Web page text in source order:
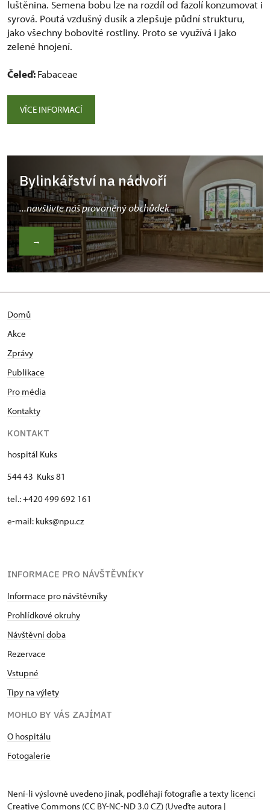
luštěnina. Semena bobu lze na rozdíl od fazolí konzumovat i
syrová. Poutá vzdušný dusík a zlepšuje půdní strukturu,
jako všechny bobovité rostliny. Proto se využívá i jako
zelené hnojení.
Čeleď:Fabaceae
VÍCE INFORMACÍ
Bylinkářství na nádvoří
...navštivte náš provoněný obchůdek
→
Domů
Akce
Zprávy
Publikace
Pro média
Kontakty
KONTAKT
hospitál Kuks
544 43 Kuks 81
tel.: +420 499 692 161
e-mail: kuks@npu.cz
INFORMACE PRO NÁVŠTĚVNÍKY
Informace pro návštěvníky
Prohlídkové okruhy
Návštěvní doba
Rezervace
Vstupné
Tipy na výlety
MOHLO BY VÁS ZAJÍMAT
O hospitálu
Fotogalerie
Není-li výslovně uvedeno jinak, podléhají fotografie a texty licenci
Creative Commons (CC BY-NC-ND 3.0 CZ) (Uveďte autora |